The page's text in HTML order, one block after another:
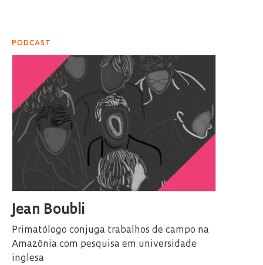
PODCAST
Jean Boubli
Primatólogo conjuga trabalhos de campo na
Amazônia com pesquisa em universidade
inglesa